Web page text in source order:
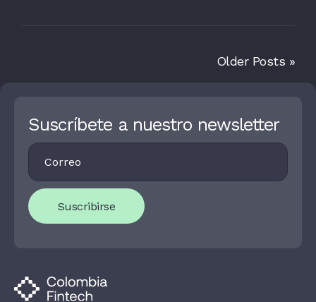
Older Posts »
Suscríbete a nuestro newsletter
Footer
Newsletter
Suscribirse
I
O
U
A
R
N
,